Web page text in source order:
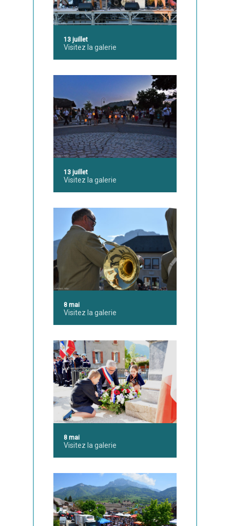
13 juillet
Visitez la galerie
13 juillet
Visitez la galerie
8 mai
Visitez la galerie
8 mai
Visitez la galerie